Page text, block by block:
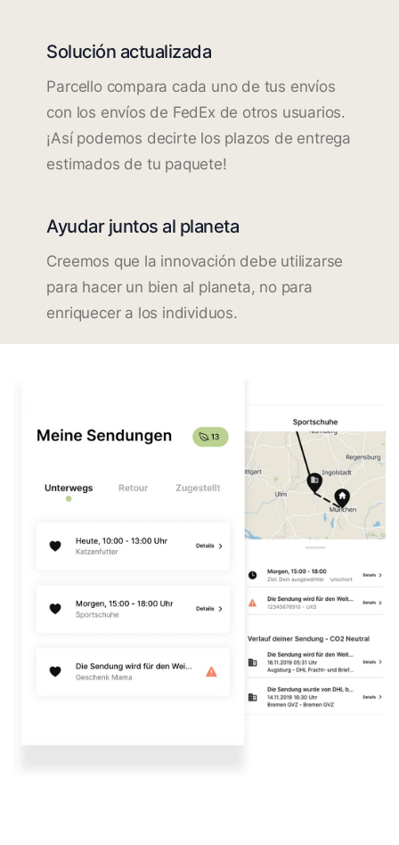
Solución actualizada
Parcello compara cada uno de tus envíos
con los envíos de FedEx de otros usuarios.
¡Así podemos decirte los plazos de entrega
estimados de tu paquete!
Ayudar juntos al planeta
Creemos que la innovación debe utilizarse
para hacer un bien al planeta, no para
enriquecer a los individuos.